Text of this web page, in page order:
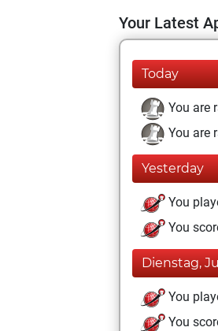
Your Latest
Today
You are
You are
Yesterday
You
You
Dienstag,
You
You